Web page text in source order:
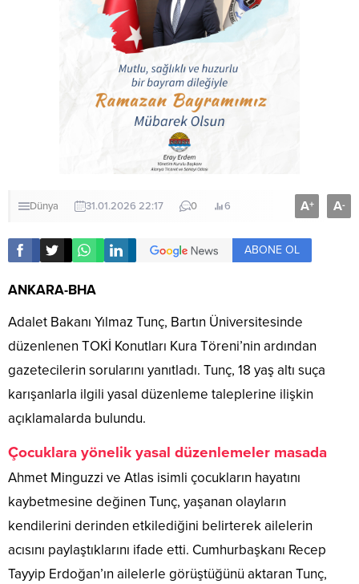
Dünya 31.01.2026 22:17 0 6 A+ A-
ABONE OL
ANKARA-BHA
Adalet Bakanı Yılmaz Tunç, Bartın Üniversitesinde
düzenlenen TOKİ Konutları Kura Töreni’nin ardından
gazetecilerin sorularını yanıtladı. Tunç, 18 yaş altı suça
karışanlarla ilgili yasal düzenleme taleplerine ilişkin
açıklamalarda bulundu.
Çocuklara yönelik yasal düzenlemeler masada
Ahmet Minguzzi ve Atlas isimli çocukların hayatını
kaybetmesine değinen Tunç, yaşanan olayların
kendilerini derinden etkilediğini belirterek ailelerin
acısını paylaştıklarını ifade etti. Cumhurbaşkanı Recep
Tayyip Erdoğan’ın ailelerle görüştüğünü aktaran Tunç,